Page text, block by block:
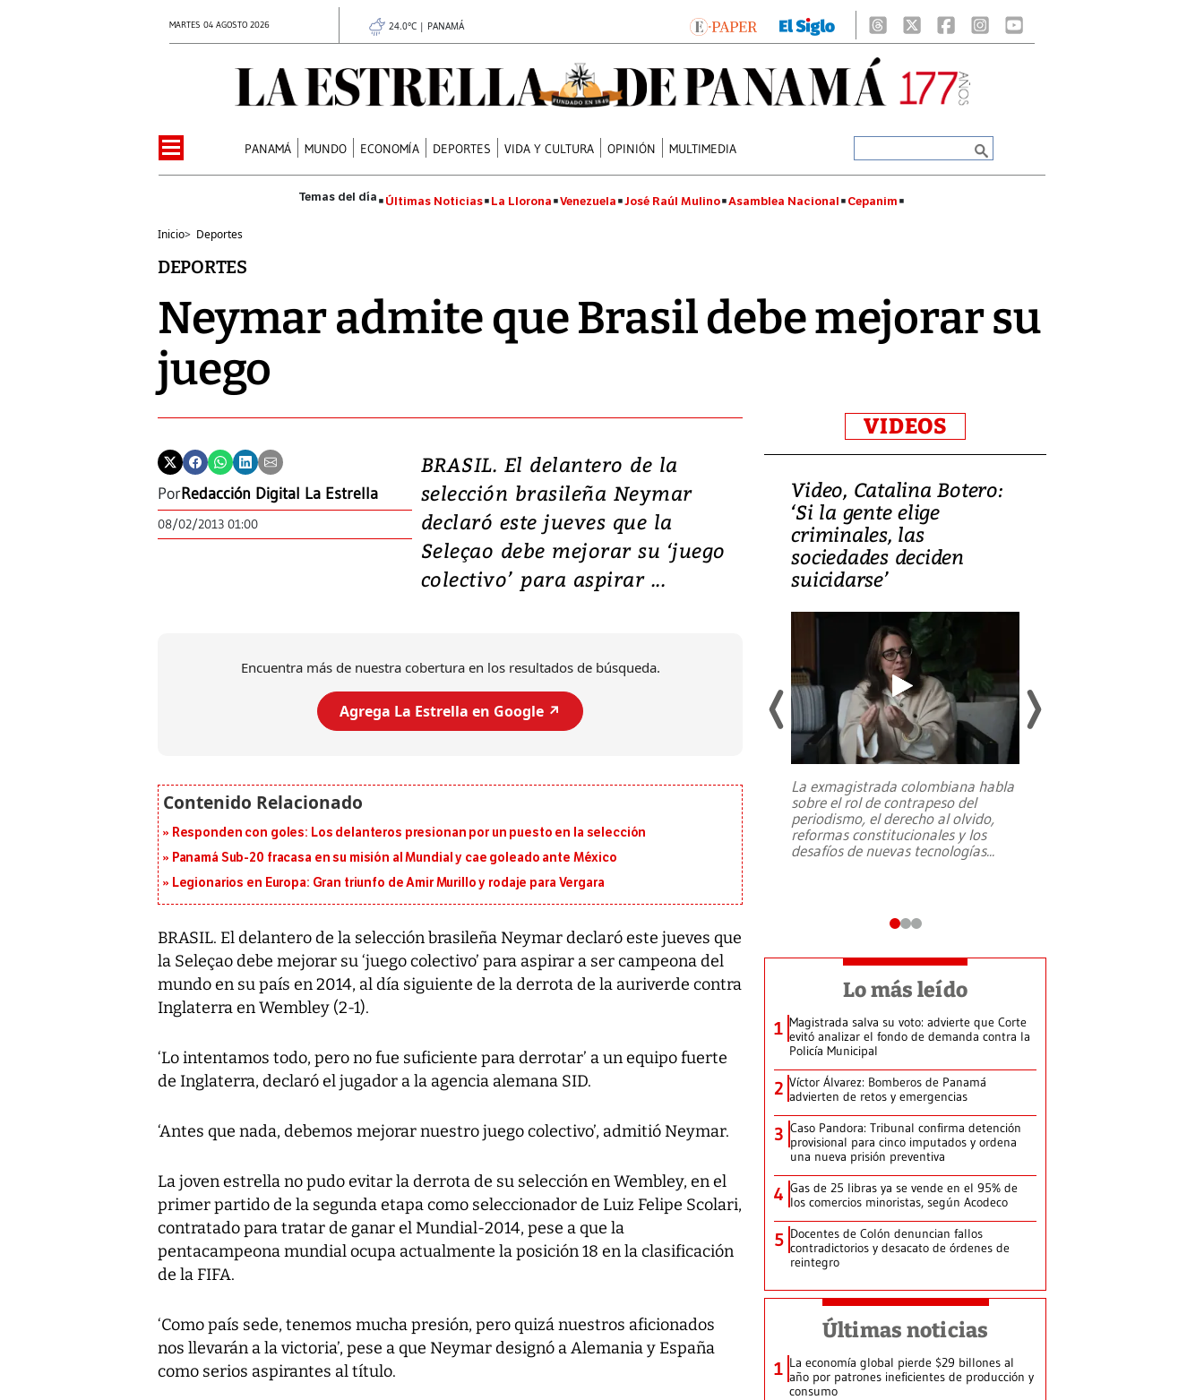
MARTES 04 AGOSTO 2026 24.0°C | PANAMÁ
PANAMÁ MUNDO ECONOMÍA DEPORTES VIDA Y CULTURA OPINIÓN MULTIMEDIA
Últimas Noticias La Llorona Venezuela José Raúl Mulino Asamblea Nacional Cepanim
Inicio> Deportes
DEPORTES
Neymar admite que Brasil debe mejorar su
juego
PorRedacción Digital La Estrella
08/02/2013 01:00
BRASIL. El delantero de la
selección brasileña Neymar
declaró este jueves que la
Seleçao debe mejorar su ‘juego
colectivo’ para aspirar ...
Encuentra más de nuestra cobertura en los resultados de búsqueda.
Agrega La Estrella en Google ↗️
Responden con goles: Los delanteros presionan por un puesto en la selección
Panamá Sub-20 fracasa en su misión al Mundial y cae goleado ante México
Legionarios en Europa: Gran triunfo de Amir Murillo y rodaje para Vergara
BRASIL. El delantero de la selección brasileña Neymar declaró este jueves que
la Seleçao debe mejorar su ‘juego colectivo’ para aspirar a ser campeona del
mundo en su país en 2014, al día siguiente de la derrota de la auriverde contra
Inglaterra en Wembley (2-1).
‘Lo intentamos todo, pero no fue suficiente para derrotar’ a un equipo fuerte
de Inglaterra, declaró el jugador a la agencia alemana SID.
‘Antes que nada, debemos mejorar nuestro juego colectivo’, admitió Neymar.
La joven estrella no pudo evitar la derrota de su selección en Wembley, en el
primer partido de la segunda etapa como seleccionador de Luiz Felipe Scolari,
contratado para tratar de ganar el Mundial-2014, pese a que la
pentacampeona mundial ocupa actualmente la posición 18 en la clasificación
de la FIFA.
‘Como país sede, tenemos mucha presión, pero quizá nuestros aficionados
nos llevarán a la victoria’, pese a que Neymar designó a Alemania y España
como serios aspirantes al título.
VIDEOS
Video, Japón: Terremoto
deja heridos y graves
daños en Kumamoto
al sur de Japón, provocando una
Video, Catalina Botero:
‘Si la gente elige
criminales, las
sociedades deciden
suicidarse’
La exmagistrada colombiana habla
sobre el rol de contrapeso del
periodismo, el derecho al olvido,
reformas constitucionales y los
desafíos de nuevas tecnologías...
Lo más leído
1 Magistrada salva su voto: advierte que Corte
evitó analizar el fondo de demanda contra la
Policía Municipal
2 Víctor Álvarez: Bomberos de Panamá
advierten de retos y emergencias
3 Caso Pandora: Tribunal confirma detención
provisional para cinco imputados y ordena
una nueva prisión preventiva
4 Gas de 25 libras ya se vende en el 95% de
los comercios minoristas, según Acodeco
5 Docentes de Colón denuncian fallos
contradictorios y desacato de órdenes de
reintegro
Últimas noticias
1 La economía global pierde $29 billones al
año por patrones ineficientes de producción y
consumo